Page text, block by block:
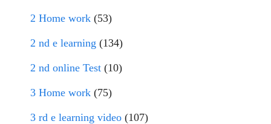
2 Home work (53)
2 nd e learning (134)
2 nd online Test (10)
3 Home work (75)
3 rd e learning video (107)